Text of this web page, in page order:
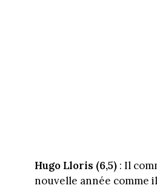
Hugo Lloris (6,5): Il
nouvelle année comme